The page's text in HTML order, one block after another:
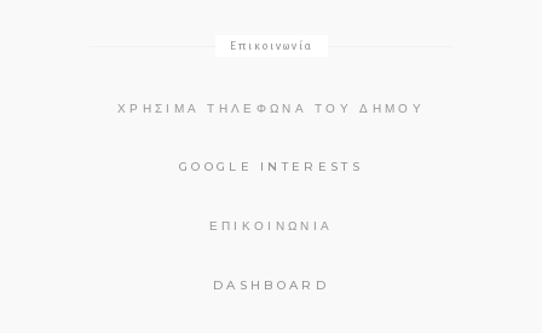
Επικοινωνία
ΧΡΉΣΙΜΑ ΤΗΛΈΦΩΝΑ ΤΟΥ ΔΉΜΟΥ
GOOGLE INTERESTS
ΕΠΙΚΟΙΝΩΝΊΑ
DASHBOARD